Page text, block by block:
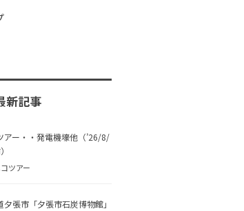
新記事
アー・・発電機壕他（’26/8/
ツアー
夕張市「夕張市石炭博物館」